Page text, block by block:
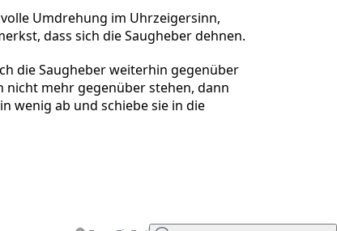
Umdrehung im Uhrzeigersinn,
dass sich die Saugheber dehnen.
die Saugheber weiterhin gegenüber
nicht mehr gegenüber stehen, dann
wenig ab und schiebe sie in die